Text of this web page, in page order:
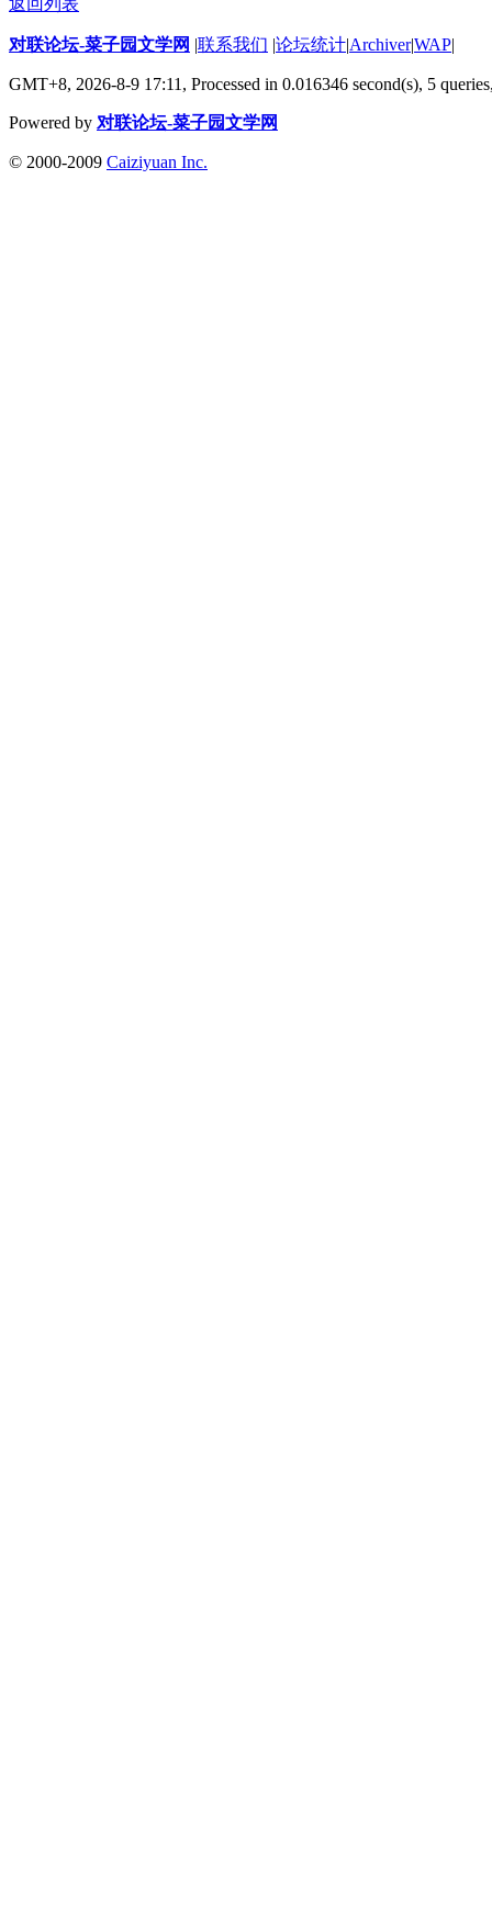
对联论坛-菜子园文学网 |联系我们 |论坛统计|Archiver|WAP|
GMT+8, 2026-8-9 17:11, Processed in 0.016346 second(s), 5
Powered by 对联论坛-菜子园文学网
© 2000-2009 Caiziyuan Inc.